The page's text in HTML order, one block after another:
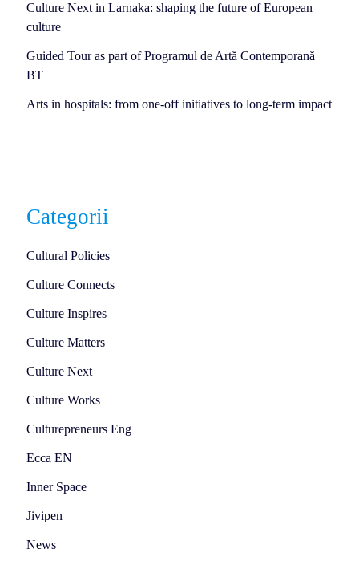
Culture Next in Larnaka: shaping the future of European
culture
Guided Tour as part of Programul de Artă Contemporană
BT
Arts in hospitals: from one-off initiatives to long-term impact
Categorii
Cultural Policies
Culture Connects
Culture Inspires
Culture Matters
Culture Next
Culture Works
Culturepreneurs Eng
Ecca EN
Inner Space
Jivipen
News